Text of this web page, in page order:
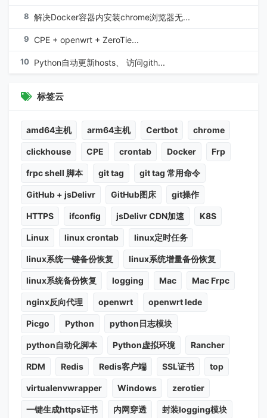
8 解决Docker容器内安装chrome浏览器无...
9 CPE + openwrt + ZeroTie...
10 Python自动更新hosts、 访问gith...
标签云
amd64主机 arm64主机 Certbot chrome
clickhouse CPE crontab Docker Frp
frpc shell 脚本 git tag git tag 常用命令
GitHub + jsDelivr GitHub图床 git操作
HTTPS ifconfig jsDelivr CDN加速 K8S
Linux linux crontab linux定时任务
linux系统一键备份恢复 linux系统增量备份恢复
linux系统备份恢复 logging Mac Mac Frpc
nginx反向代理 openwrt openwrt lede
Picgo Python python日志模块
python自动化脚本 Python虚拟环境 Rancher
RDM Redis Redis客户端 SSL证书 top
virtualenvwrapper Windows zerotier
一键生成https证书 内网穿透 封装logging模块